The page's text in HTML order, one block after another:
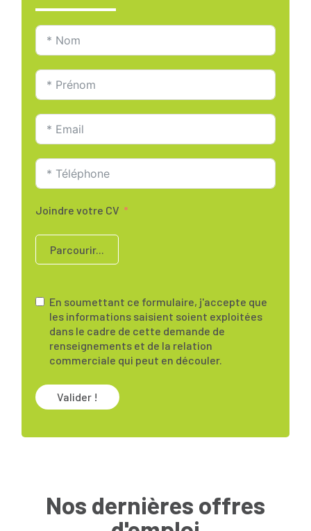
Joindre votre CV
Parcourir...
En soumettant ce formulaire, j'accepte que
les informations saisient soient exploitées
dans le cadre de cette demande de
renseignements et de la relation
commerciale qui peut en découler.
Valider !
Nos dernières offres